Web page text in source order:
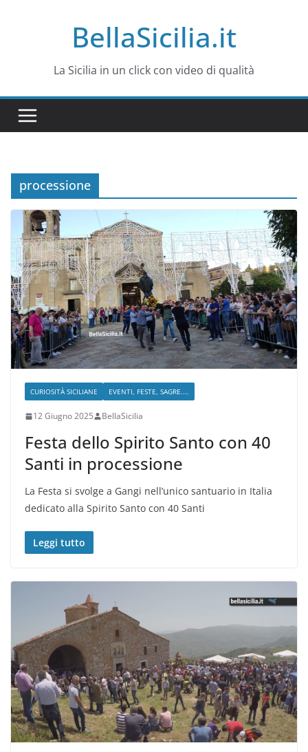
BellaSicilia.it
La Sicilia in un click con video di qualità
processione
CURIOSITÀ SICILIANE EVENTI, FESTE, SAGRE....
12 Giugno 2025 BellaSicilia
Festa dello Spirito Santo con 40
Santi in processione
La Festa si svolge a Gangi nell’unico santuario in Italia
dedicato alla Spirito Santo con 40 Santi
Leggi tutto